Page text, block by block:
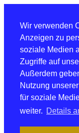
Wir verwenden
Anzeigen zu
soziale Medien
Zugriffe auf
Außerdem
Nutzung
für soziale
weiter. Details